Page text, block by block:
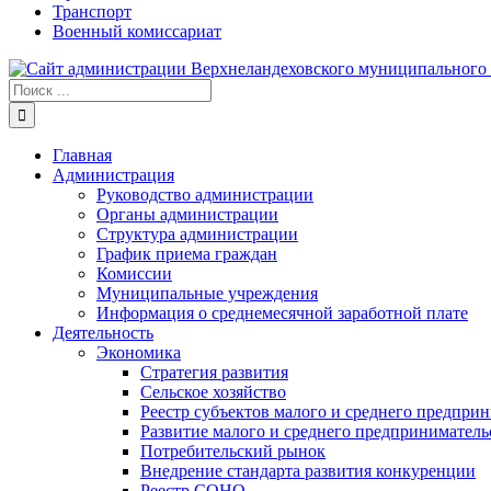
Транспорт
Военный комиссариат
Результат
поиска:
Главная
Администрация
Руководство администрации
Органы администрации
Структура администрации
График приема граждан
Комиссии
Муниципальные учреждения
Информация о среднемесячной заработной плате
Деятельность
Экономика
Стратегия развития
Сельское хозяйство
Реестр субъектов малого и среднего
Развитие малого и среднего
Потребительский рынок
Внедрение стандарта развития конкуренции